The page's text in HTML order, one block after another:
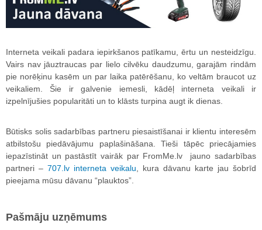
Interneta veikali padara iepirkšanos patīkamu, ērtu un nesteidzīgu.
Vairs nav jāuztraucas par lielo cilvēku daudzumu, garajām rindām
pie norēķinu kasēm un par laika patērēšanu, ko veltām braucot uz
veikaliem. Šie ir galvenie iemesli, kādēļ interneta veikali ir
izpelnījušies popularitāti un to klāsts turpina augt ik dienas.
Būtisks solis sadarbības partneru piesaistīšanai ir klientu interesēm
atbilstošu piedāvājumu paplašināšana. Tieši tāpēc priecājamies
iepazīstināt un pastāstīt vairāk par FromMe.lv jauno sadarbības
partneri – 707.lv interneta veikalu, kura dāvanu karte jau šobrīd
pieejama mūsu dāvanu “plauktos”.
Pašmāju uzņēmums